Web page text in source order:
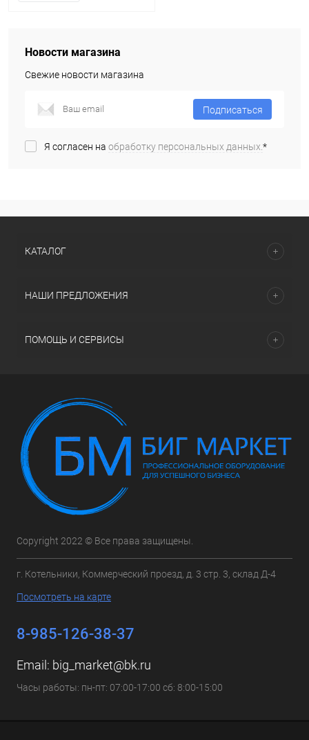
Новости магазина
Свежие новости магазина
Подписаться
Я согласен на обработку персональных данных.*
КАТАЛОГ
НАШИ ПРЕДЛОЖЕНИЯ
ПОМОЩЬ И СЕРВИСЫ
Copyright 2022 © Все права защищены.
г. Котельники, Коммерческий проезд, д. 3 стр. 3, склад Д-4
Посмотреть на карте
8-985-126-38-37
Email: big_market@bk.ru
Часы работы: пн-пт: 07:00-17:00 сб: 8:00-15:00